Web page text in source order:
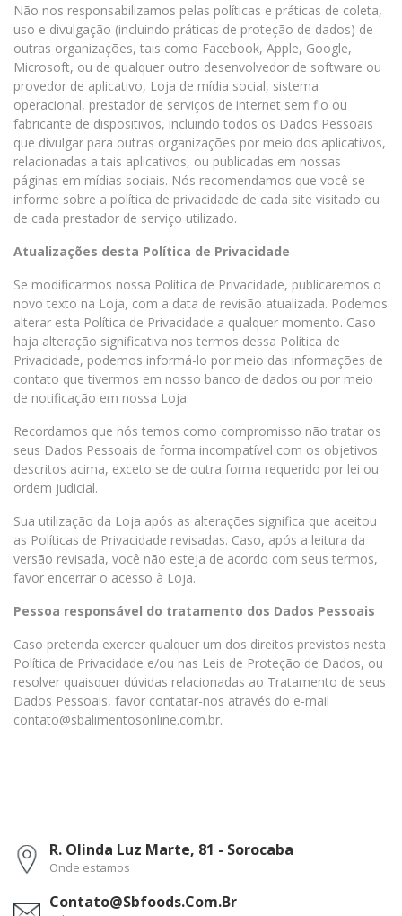
Não nos responsabilizamos pelas políticas e práticas de coleta,
uso e divulgação (incluindo práticas de proteção de dados) de
outras organizações, tais como Facebook, Apple, Google,
Microsoft, ou de qualquer outro desenvolvedor de software ou
provedor de aplicativo, Loja de mídia social, sistema
operacional, prestador de serviços de internet sem fio ou
fabricante de dispositivos, incluindo todos os Dados Pessoais
que divulgar para outras organizações por meio dos aplicativos,
relacionadas a tais aplicativos, ou publicadas em nossas
páginas em mídias sociais. Nós recomendamos que você se
informe sobre a política de privacidade de cada site visitado ou
de cada prestador de serviço utilizado.
Atualizações desta Política de Privacidade
Se modificarmos nossa Política de Privacidade, publicaremos o
novo texto na Loja, com a data de revisão atualizada. Podemos
alterar esta Política de Privacidade a qualquer momento. Caso
haja alteração significativa nos termos dessa Política de
Privacidade, podemos informá-lo por meio das informações de
contato que tivermos em nosso banco de dados ou por meio
de notificação em nossa Loja.
Recordamos que nós temos como compromisso não tratar os
seus Dados Pessoais de forma incompatível com os objetivos
descritos acima, exceto se de outra forma requerido por lei ou
ordem judicial.
Sua utilização da Loja após as alterações significa que aceitou
as Políticas de Privacidade revisadas. Caso, após a leitura da
versão revisada, você não esteja de acordo com seus termos,
favor encerrar o acesso à Loja.
Pessoa responsável do tratamento dos Dados Pessoais
Caso pretenda exercer qualquer um dos direitos previstos nesta
Política de Privacidade e/ou nas Leis de Proteção de Dados, ou
resolver quaisquer dúvidas relacionadas ao Tratamento de seus
Dados Pessoais, favor contatar-nos através do e-mail
contato@sbalimentosonline.com.br.
R. Olinda Luz Marte, 81 - Sorocaba
Onde estamos
Contato@sbfoods.com.br